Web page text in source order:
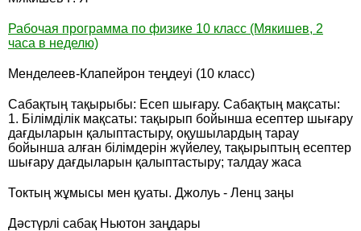
Рабочая программа по физике 10 класс (Мякишев, 2
часа в неделю)
Менделеев-Клапейрон теңдеуі (10 класс)
Сабақтың тақырыбы: Есеп шығару. Сабақтың мақсаты:
1. Білімділік мақсаты: тақырып бойынша есептер шығару
дағдыларын қалыптастыру, оқушылардың тарау
бойынша алған білімдерін жүйелеу, тақырыптың есептер
шығару дағдыларын қалыптастыру; талдау жаса
Токтың жұмысы мен қуаты. Джолуь - Ленц заңы
Дәстүрлі сабақ Ньютон заңдары